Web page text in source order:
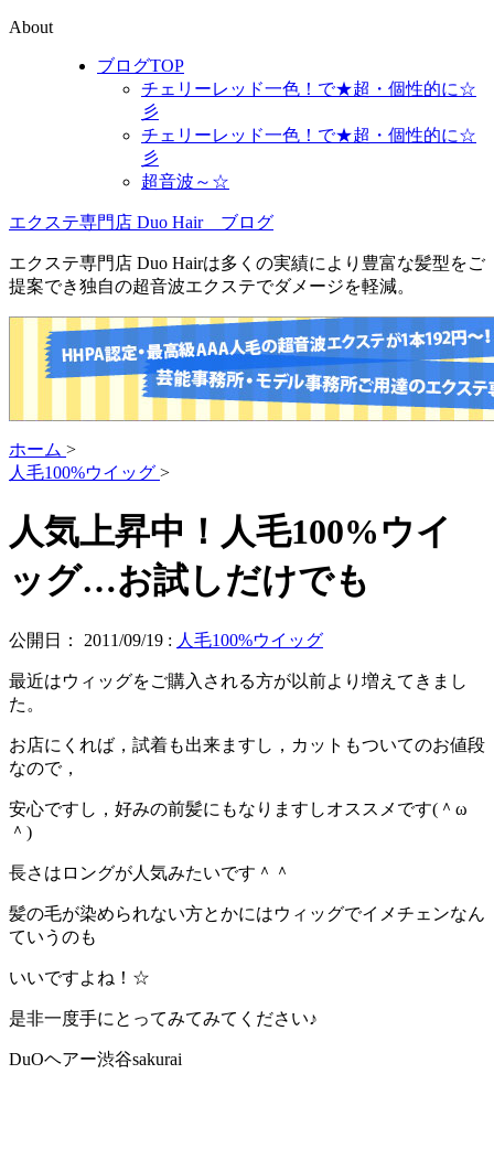
About
ブログTOP
チェリーレッド一色！で★超・個性的に☆
彡
チェリーレッド一色！で★超・個性的に☆
彡
超音波～☆
エクステ専門店 Duo Hair ブログ
エクステ専門店 Duo Hairは多くの実績により豊富な髪型をご
提案でき独自の超音波エクステでダメージを軽減。
ホーム >
人毛100%ウイッグ >
人気上昇中！人毛100%ウイ
ッグ…お試しだけでも
公開日： 2011/09/19 : 人毛100%ウイッグ
最近はウィッグをご購入される方が以前より増えてきまし
た。
お店にくれば，試着も出来ますし，カットもついてのお値段
なので，
安心ですし，好みの前髪にもなりますしオススメです(＾ω
＾)
長さはロングが人気みたいです＾＾
髪の毛が染められない方とかにはウィッグでイメチェンなん
ていうのも
いいですよね！☆
是非一度手にとってみてみてください♪
DuOヘアー渋谷sakurai